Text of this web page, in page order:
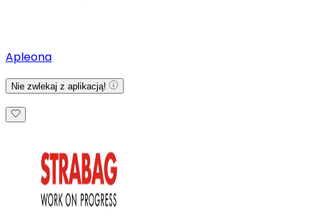
Apleona
Nie zwlekaj z aplikacją!